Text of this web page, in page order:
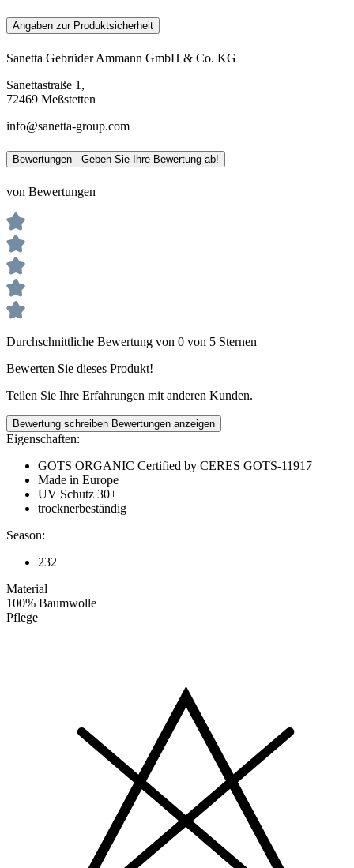
Angaben zur Produktsicherheit
Sanetta Gebrüder Ammann GmbH & Co. KG
Sanettastraße 1,
72469 Meßstetten
info@sanetta-group.com
Bewertungen - Geben Sie Ihre Bewertung ab!
von Bewertungen
Durchschnittliche Bewertung von 0 von 5 Sternen
Bewerten Sie dieses Produkt!
Teilen Sie Ihre Erfahrungen mit anderen Kunden.
Bewertung schreiben Bewertungen anzeigen
Eigenschaften:
GOTS ORGANIC Certified by CERES GOTS-11917
Made in Europe
UV Schutz 30+
trocknerbeständig
Season:
232
Material
100% Baumwolle
Pflege